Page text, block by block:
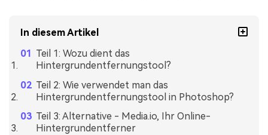
In diesem Artikel
Teil 1: Wozu dient das
Hintergrundentfernungstool?
Teil 2: Wie verwendet man das
Hintergrundentfernungstool in Photoshop?
Teil 3: Alternative - Media.io, Ihr Online-
Hintergrundentferner